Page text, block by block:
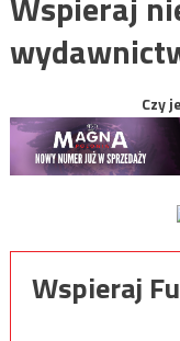
Czy
Wspieraj